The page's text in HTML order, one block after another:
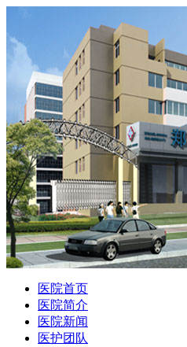
医院首页
医院简介
医院新闻
医护团队